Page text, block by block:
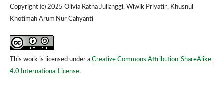
Copyright (c) 2025 Olivia Ratna Julianggi, Wiwik Priyatin, Khusnul
Khotimah Arum Nur Cahyanti
This work is licensed under a Creative Commons Attribution-ShareAlike
4.0 International License.